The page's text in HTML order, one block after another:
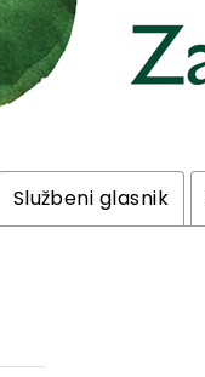
Službeni glasnik